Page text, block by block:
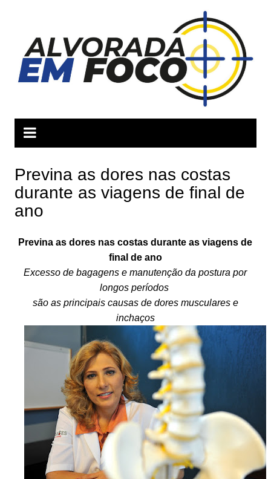
conteúdo
Previna as dores nas costas
durante as viagens de final de
ano
Previna as dores nas costas durante as viagens de
final de ano
Excesso de bagagens e manutenção da postura por
longos períodos
são as principais causas de dores musculares e
inchaços